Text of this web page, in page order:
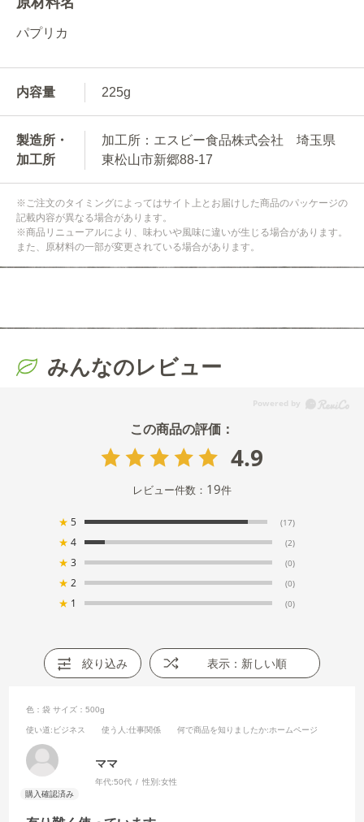
パプリカ
内容量 225g
製造所・
加工所
加工所：エスビー食品株式会社 埼玉県
東松山市新郷88-17
※ご注文のタイミングによってはサイト上とお届けした商品のパッケージの
記載内容が異なる場合があります。
※商品リニューアルにより、味わいや風味に違いが生じる場合があります。
また、原材料の一部が変更されている場合があります。
みんなのレビュー
4.9
レビュー件数： 19件
★ 5 (17)
★ 4 (2)
★ 3 (0)
★ 2 (0)
★ 1 (0)
絞り込み 表示：新しい順
色：袋 サイズ：500g
使い道:ビジネス 使う人 :仕事関係 何で商品を知りましたか:ホームページ
ママ
年代:50代 性別:女性